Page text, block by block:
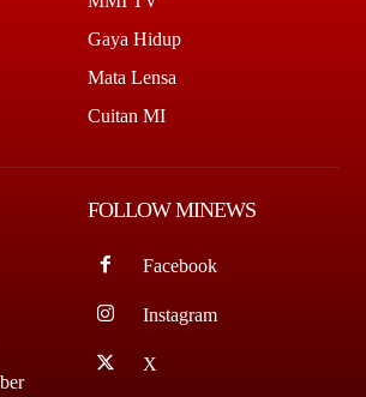
Gaya Hidup
Mata Lensa
Cuitan MI
FOLLOW MINEWS
Facebook
Instagram
X